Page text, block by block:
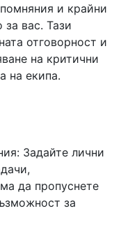
и крайни
вас. Тази
отговорност и
на критични
на екипа.
Задайте лични
да пропуснете
за